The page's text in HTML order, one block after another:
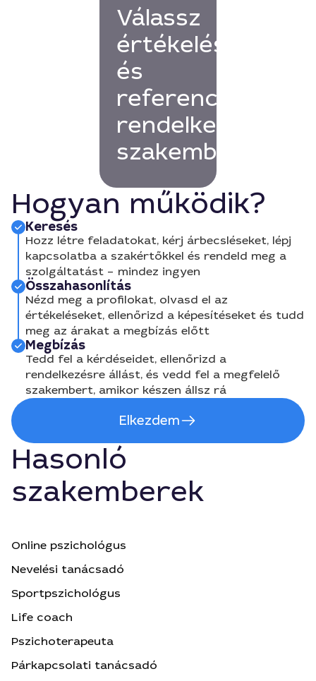
Válassz
értékelésekkel
és
referenciákkal
rendelkező
szakembert!
Hogyan működik?
Keresés
Hozz létre feladatokat, kérj árbecsléseket, lépj
kapcsolatba a szakértőkkel és rendeld meg a
szolgáltatást – mindez ingyen
Összahasonlítás
Nézd meg a profilokat, olvasd el az
értékeléseket, ellenőrizd a képesítéseket és tudd
meg az árakat a megbízás előtt
Megbízás
Tedd fel a kérdéseidet, ellenőrizd a
rendelkezésre állást, és vedd fel a megfelelő
szakembert, amikor készen állsz rá
Elkezdem
Hasonló
szakemberek
Online pszichológus
Nevelési tanácsadó
Sportpszichológus
Life coach
Pszichoterapeuta
Párkapcsolati tanácsadó